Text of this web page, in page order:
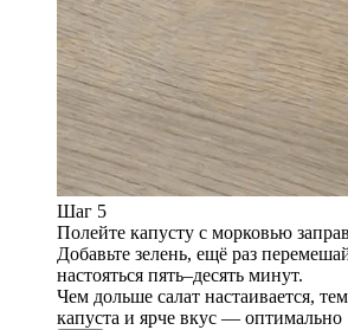
Шаг 5
Полейте капусту с морковью
Добавьте зелень, ещё раз
настояться пять–десять минут.
Чем дольше салат настаивается,
капуста и ярче вкус — оптимально